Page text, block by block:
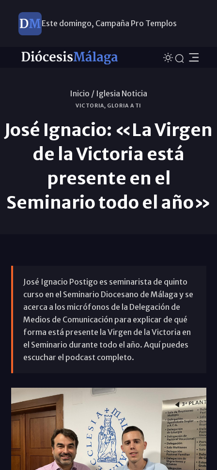
Este domingo, Campaña Pro Templos
Inicio / Iglesia Noticia
VICTORIA, GLORIA A TI
José Ignacio: «La Virgen
de la Victoria está
presente en el
Seminario todo el año»
José Ignacio Postigo es seminarista de quinto
curso en el Seminario Diocesano de Málaga y se
acerca a los micrófonos de la Delegación de
Medios de Comunicación para explicar de qué
forma está presente la Virgen de la Victoria en
el Seminario durante todo el año. Aquí puedes
escuchar el podcast completo.